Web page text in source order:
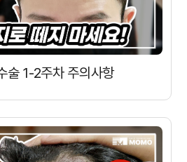
술 1-2주차 주의사항